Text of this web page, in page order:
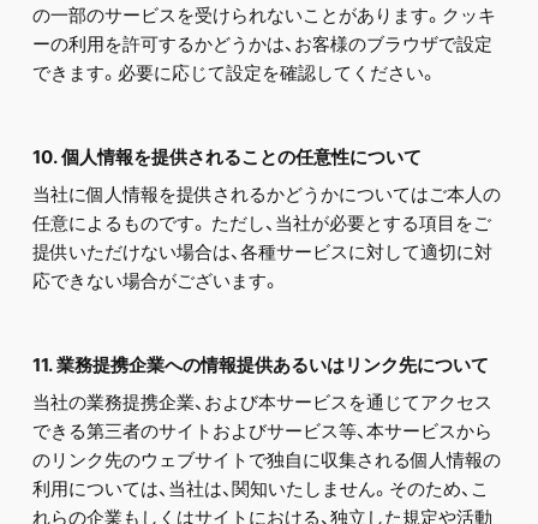
の一部のサービスを受けられないことがあります。クッキ
ーの利用を許可するかどうかは、お客様のブラウザで設定
できます。必要に応じて設定を確認してください。
10. 個人情報を提供されることの任意性について
当社に個人情報を提供されるかどうかについてはご本人の
任意によるものです。 ただし、当社が必要とする項目をご
提供いただけない場合は、各種サービスに対して適切に対
応できない場合がございます。
11. 業務提携企業への情報提供あるいはリンク先について
当社の業務提携企業、および本サービスを通じてアクセス
できる第三者のサイトおよびサービス等、本サービスから
のリンク先のウェブサイトで独自に収集される個人情報の
利用については、当社は、関知いたしません。そのため、こ
れらの企業もしくはサイトにおける、独立した規定や活動